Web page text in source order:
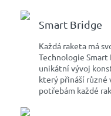
Smart Bridge
Každá raketa má
Technologie
unikátní vývoj
který přináší různé
potřebám každé